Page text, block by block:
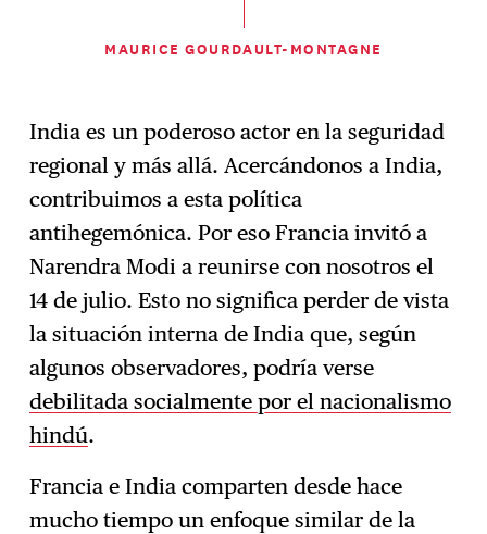
MAURICE GOURDAULT-MONTAGNE
India es un poderoso actor en la seguridad
regional y más allá. Acercándonos a India,
contribuimos a esta política
antihegemónica. Por eso Francia invitó a
Narendra Modi a reunirse con nosotros el
14 de julio. Esto no significa perder de vista
la situación interna de India que, según
algunos observadores, podría verse
debilitada socialmente por el nacionalismo
hindú.
Francia e India comparten desde hace
mucho tiempo un enfoque similar de la